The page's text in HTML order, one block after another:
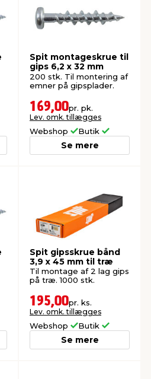
Spit montageskrue til
gips 6,2 x 32 mm
200 stk. Til montering af
emner på gipsplader.
169,00pr. pk.
Lev. omk. tillægges
Webshop Butik
Se mere
Spit gipsskrue bånd
3,9 x 45 mm til træ
Til montage af 2 lag gips
på træ. 1000 stk.
195,00pr. ks.
Lev. omk. tillægges
Webshop Butik
Se mere